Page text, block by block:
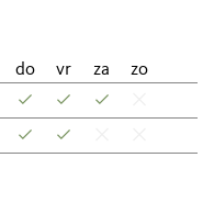
do vr za
zo